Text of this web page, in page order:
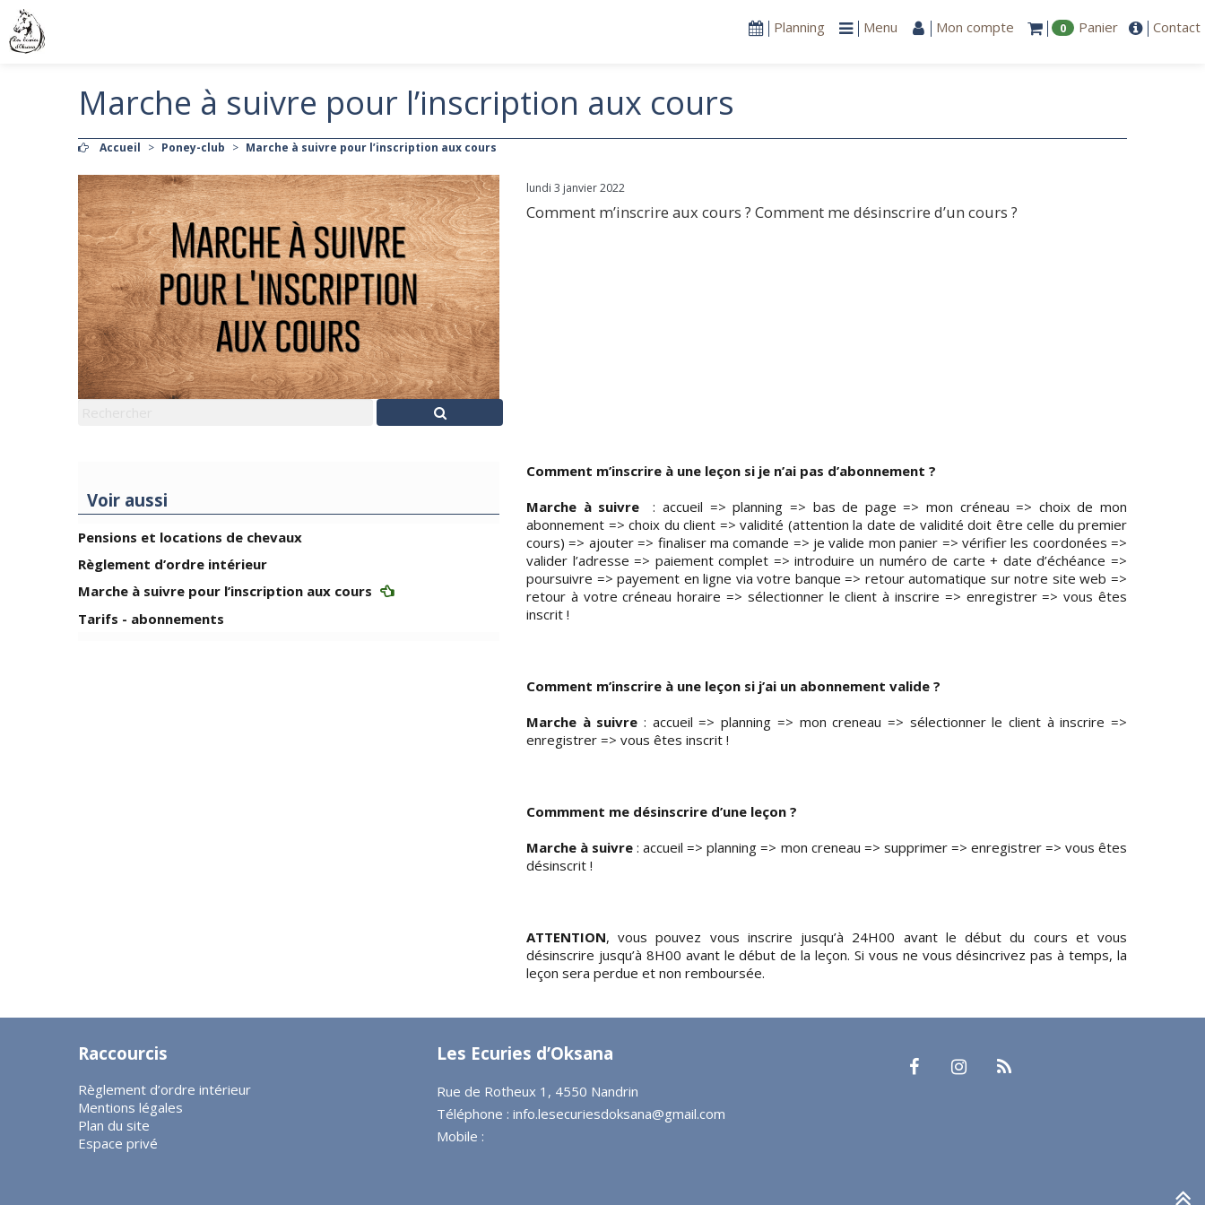
Planning Menu Mon compte 0 Panier Contact
Marche à suivre pour l’inscription aux cours
Accueil > Poney-club > Marche à suivre pour l’inscription aux cours
lundi 3 janvier 2022
Comment m’inscrire aux cours ? Comment me désinscrire d’un cours ?
Comment m’inscrire à une leçon si je n’ai pas d’abonnement ?
Marche à suivre
: accueil => planning => bas de page => mon créneau => choix de mon
abonnement => choix du client => validité (attention la date de validité doit être celle du premier
cours) => ajouter => finaliser ma comande => je valide mon panier => vérifier les coordonées =>
valider l’adresse => paiement complet => introduire un numéro de carte + date d’échéance =>
poursuivre => payement en ligne via votre banque => retour automatique sur notre site web =>
retour à votre créneau horaire => sélectionner le client à inscrire => enregistrer => vous êtes
inscrit !
Comment m’inscrire à une leçon si j’ai un abonnement valide ?
Marche à suivre : accueil => planning => mon creneau => sélectionner le client à inscrire =>
enregistrer => vous êtes inscrit !
Commment me désinscrire d’une leçon ?
Marche à suivre : accueil => planning => mon creneau => supprimer => enregistrer => vous êtes
désinscrit !
ATTENTION, vous pouvez vous inscrire jusqu’à 24H00 avant le début du cours et vous
désinscrire jusqu’à 8H00 avant le début de la leçon. Si vous ne vous désincrivez pas à temps, la
leçon sera perdue et non remboursée.
Voir aussi
Pensions et locations de chevaux
Règlement d’ordre intérieur
Marche à suivre pour l’inscription aux cours
Tarifs - abonnements
Raccourcis
Règlement d’ordre intérieur
Mentions légales
Plan du site
Espace privé
Les Ecuries d’Oksana
Rue de Rotheux 1, 4550 Nandrin
Téléphone : info.lesecuriesdoksana@gmail.com
Mobile :